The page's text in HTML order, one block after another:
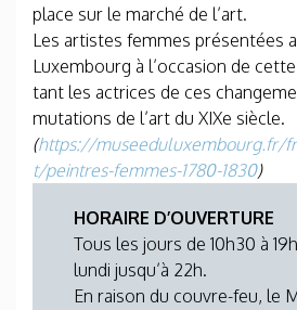
place sur le marché de l’art.
Les artistes femmes présentées
Luxembourg à l’occasion de
tant les actrices de ces
mutations de l’art du XIXe siècle.
(https://museeduluxembourg.fr/
t/peintres-femmes-1780-1830)
HORAIRE D’OUVERTURE
Tous les jours de 10h30 à
lundi jusqu’à 22h.
En raison du couvre-feu, le